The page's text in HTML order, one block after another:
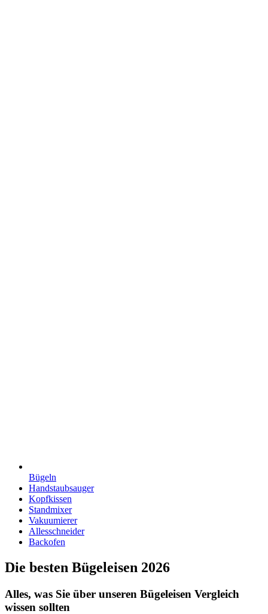
Bügeln
Handstaubsauger
Kopfkissen
Standmixer
Vakuumierer
Allesschneider
Backofen
Die besten Bügeleisen 2026
Alles, was Sie über unseren Bügeleisen Vergleich
wissen sollten